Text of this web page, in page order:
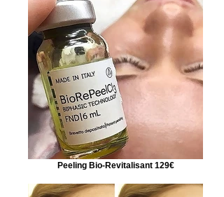
Peeling Bio-Revitalisant 129€